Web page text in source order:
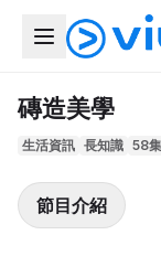
磚造美學
生活資訊 長知識 58
節目介紹